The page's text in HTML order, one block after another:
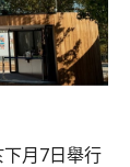
月7日舉行